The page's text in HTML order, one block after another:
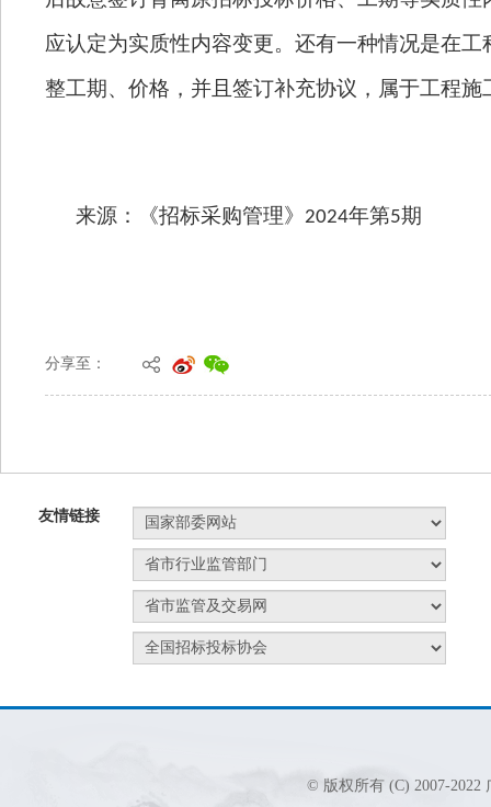
分享至：
友情链接
© 版权所有 (C) 2007-2022